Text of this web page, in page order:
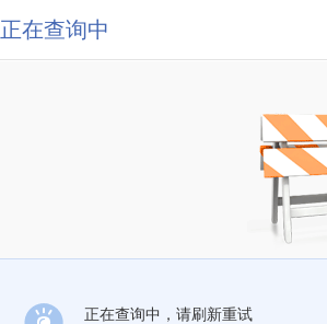
正在查询中
正在查询中，请刷新重试